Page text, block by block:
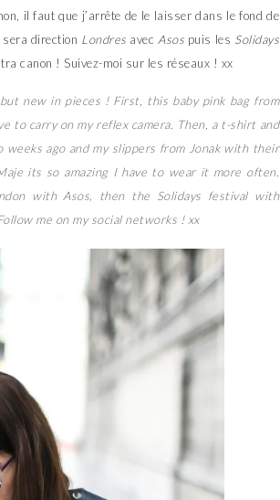
il faut que j’arrête de le laisser dans le fond de
sera direction Londres avec Asos puis les Solidays
canon ! Suivez-moi sur les réseaux ! xx
new in pieces ! First, this baby pink bag from
to carry on my reflex camera. Then, a t-shirt and
ago and my slippers from Jonak with their
its so amazing I have to wear it more often.
with Asos, then the Solidays festival with
me on my social networks ! xx